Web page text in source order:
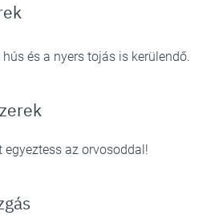
és a nyers tojás is kerülendő.
egyeztess az orvosoddal!